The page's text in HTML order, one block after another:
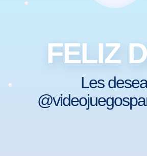
FELIZ
Les